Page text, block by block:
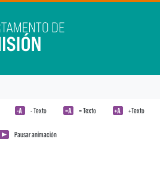
- Texto = Texto +Texto
Pausar animación